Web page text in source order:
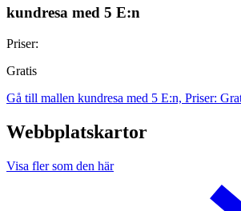
kundresa med 5 E:n
Priser:
Gratis
Gå till mallen kundresa med 5 E:n, Priser:
Webbplatskartor
Visa fler som den här